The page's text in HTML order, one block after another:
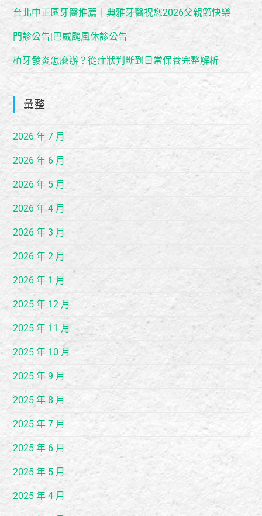
台北中正區牙醫推薦｜典雅牙醫祝您2026父親節快樂
門診公告|巴威颱風休診公告
植牙發炎怎麼辦？從症狀判斷到日常保養完整解析
彙整
2026 年 7 月
2026 年 6 月
2026 年 5 月
2026 年 4 月
2026 年 3 月
2026 年 2 月
2026 年 1 月
2025 年 12 月
2025 年 11 月
2025 年 10 月
2025 年 9 月
2025 年 8 月
2025 年 7 月
2025 年 6 月
2025 年 5 月
2025 年 4 月